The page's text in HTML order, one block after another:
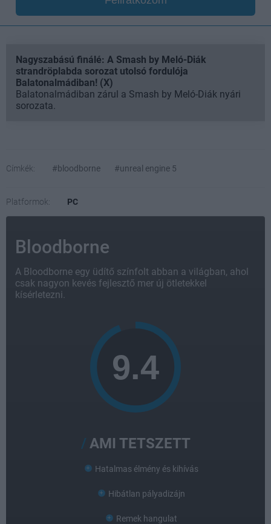
Nagyszabású finálé: A Smash by Meló-Diák
strandröplabda sorozat utolsó fordulója
Balatonalmádiban! (X)
Balatonalmádiban zárul a Smash by Meló-Diák nyári
sorozata.
Címkék: #bloodborne #unreal engine 5
Platformok: PC
Bloodborne
A Bloodborne egy üdítő színfolt abban a világban, ahol
csak nagyon kevés fejlesztő mer új ötletekkel
kísérletezni.
AMI TETSZETT
Hatalmas élmény és kihívás
Hibátlan pályadizájn
Remek hangulat